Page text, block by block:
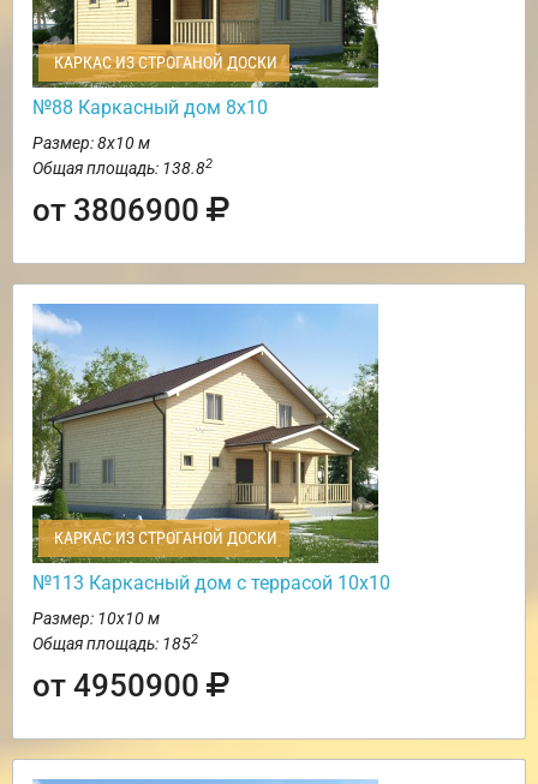
КАРКАС ИЗ СТРОГАНОЙ ДОСКИ
№88 Каркасный дом 8х10
Размер: 8х10 м
Общая площадь: 138.82
от 3806900
КАРКАС ИЗ СТРОГАНОЙ ДОСКИ
№113 Каркасный дом с террасой 10х10
Размер: 10х10 м
Общая площадь: 1852
от 4950900